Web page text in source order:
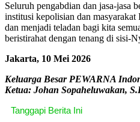
Seluruh pengabdian dan jasa-jasa
institusi kepolisian dan masyarakat
dan menjadi teladan bagi kita
beristirahat dengan tenang di sisi-
Jakarta, 10 Mei 2026
Keluarga Besar PEWARNA
Ketua: Johan Sopaheluwakan,
Tanggapi Berita Ini